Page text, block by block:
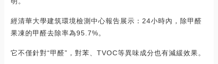
經清華大學建筑環境檢測中心報告展示：24小時內，除甲醛
果凍的甲醛去除率為95.7%。
它不僅針對“甲醛”，對苯、TVOC等異味成分也有減緩效果。